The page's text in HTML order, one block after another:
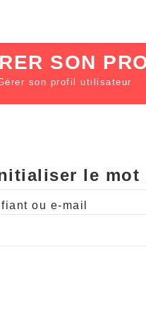
SON
son profil utilisateur
le mot
ou e-mail